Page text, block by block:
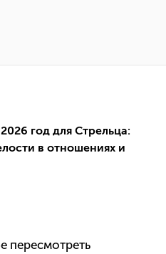
год для Стрельца:
в отношениях и
пересмотреть